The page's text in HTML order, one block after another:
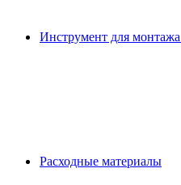
Инструмент для
Расходные материалы